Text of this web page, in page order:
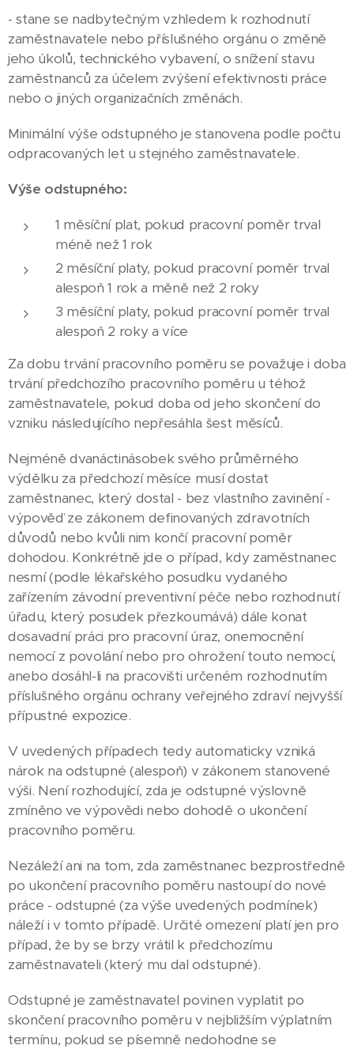
- stane se nadbytečným vzhledem k rozhodnutí
zaměstnavatele nebo příslušného orgánu o změně
jeho úkolů, technického vybavení, o snížení stavu
zaměstnanců za účelem zvýšení efektivnosti práce
nebo o jiných organizačních změnách.
Minimální výše odstupného je stanovena podle počtu
odpracovaných let u stejného zaměstnavatele.
Výše odstupného:
1 měsíční plat, pokud pracovní poměr trval
méně než 1 rok
2 měsíční platy, pokud pracovní poměr trval
alespoň 1 rok a měně než 2 roky
3 měsíční platy, pokud pracovní poměr trval
alespoň 2 roky a více
Za dobu trvání pracovního poměru se považuje i doba
trvání předchozího pracovního poměru u téhož
zaměstnavatele, pokud doba od jeho skončení do
vzniku následujícího nepřesáhla šest měsíců.
Nejméně dvanáctinásobek svého průměrného
výdělku za předchozí měsíce musí dostat
zaměstnanec, který dostal - bez vlastního zavinění -
výpověď ze zákonem definovaných zdravotních
důvodů nebo kvůli nim končí pracovní poměr
dohodou. Konkrétně jde o případ, kdy zaměstnanec
nesmí (podle lékařského posudku vydaného
zařízením závodní preventivní péče nebo rozhodnutí
úřadu, který posudek přezkoumává) dále konat
dosavadní práci pro pracovní úraz, onemocnění
nemocí z povolání nebo pro ohrožení touto nemocí,
anebo dosáhl-li na pracovišti určeném rozhodnutím
příslušného orgánu ochrany veřejného zdraví nejvyšší
přípustné expozice.
V uvedených případech tedy automaticky vzniká
nárok na odstupné (alespoň) v zákonem stanovené
výši. Není rozhodující, zda je odstupné výslovně
zmíněno ve výpovědi nebo dohodě o ukončení
pracovního poměru.
Nezáleží ani na tom, zda zaměstnanec bezprostředně
po ukončení pracovního poměru nastoupí do nové
práce - odstupné (za výše uvedených podmínek)
náleží i v tomto případě. Určité omezení platí jen pro
případ, že by se brzy vrátil k předchozímu
zaměstnavateli (který mu dal odstupné).
Odstupné je zaměstnavatel povinen vyplatit po
skončení pracovního poměru v nejbližším výplatním
termínu, pokud se písemně nedohodne se